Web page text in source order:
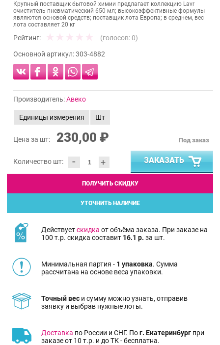
Крупный поставщик бытовой химии предлагает коллекцию Lavr
очиститель пневматический 650 мл; высокоэффективные формулы
являются основой средств; поставщик лота Европа; в среднем, вес
лота составляет 20 кг
Рейтинг: (голосов: 0)
Основной артикул:303-4882
Производитель:Авеко
Единицы измерения Шт
Цена за шт: 230,00 ₽
Количество шт: - +
Под заказ
ЗАКАЗАТЬ
ПОЛУЧИТЬ СКИДКУ
УТОЧНИТЬ НАЛИЧИЕ
Действуетскидка от объёма заказа. При заказе на
100 т.р. скидка составит 16.1 р. за шт.
Минимальная партия - 1 упаковка. Сумма
рассчитана на основе веса упаковки.
Точный вес и сумму можно узнать, отправив
заявку и выбрав нужные лоты.
Доставка по России и СНГ. Пог. Екатеринбург при
заказе от 10 т.р. и до ТК - бесплатна.